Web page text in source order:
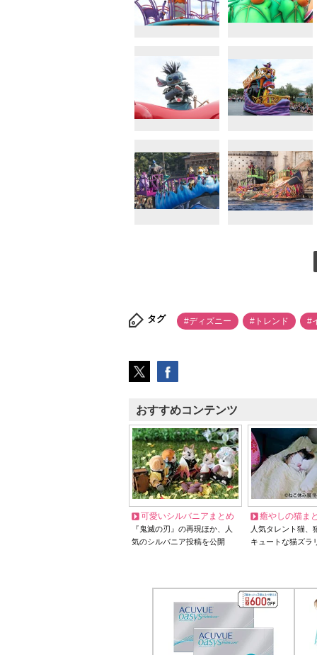
タグ #ディズニー #トレンド #
おすすめコンテンツ
可愛いシルバニアまとめ
『鬼滅の刃』の再現ほか、人
気のシルバニア投稿を公開
癒やしの猫ま
人気タレント猫
キュートな猫ズラ